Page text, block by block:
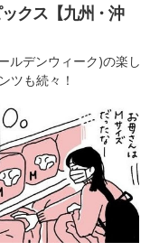
クス【九州・沖
ルデンウィーク)の楽し
ツも続々！